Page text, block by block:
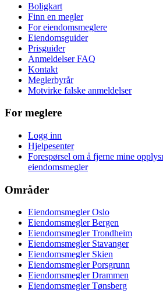
Boligkart
Finn en megler
For eiendomsmeglere
Eiendomsguider
Prisguider
Anmeldelser FAQ
Kontakt
Meglerbyrår
Motvirke falske anmeldelser
For meglere
Logg inn
Hjelpesenter
Forespørsel om å fjerne mine
eiendomsmegler
Områder
Eiendomsmegler Oslo
Eiendomsmegler Bergen
Eiendomsmegler Trondheim
Eiendomsmegler Stavanger
Eiendomsmegler Skien
Eiendomsmegler Porsgrunn
Eiendomsmegler Drammen
Eiendomsmegler Tønsberg